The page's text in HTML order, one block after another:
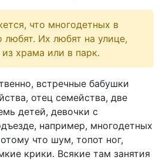
что многодетных в
любят. Их любят на улице,
храма или в парк.
встречные бабушки
отец семейства, две
детей, девочки с
например, многодетных
что шум, топот ног,
крики. Всякие там занятия